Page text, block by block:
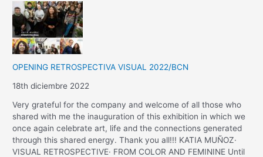
OPENING RETROSPECTIVA VISUAL 2022/BCN
18th diciembre 2022
Very grateful for the company and welcome of all those who
shared with me the inauguration of this exhibition in which we
once again celebrate art, life and the connections generated
through this shared energy. Thank you all!!! KATIA MUÑOZ·
VISUAL RETROSPECTIVE· FROM COLOR AND FEMININE Until